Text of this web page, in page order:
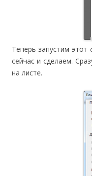
Теперь запустим
сейчас и сделаем.
на листе.